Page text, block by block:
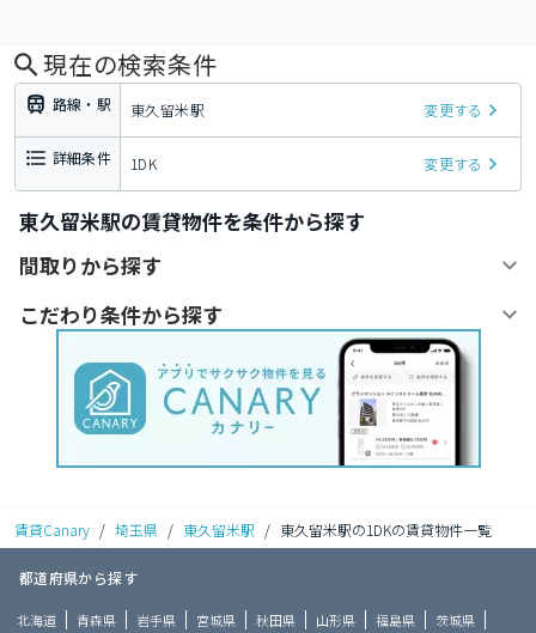
現在の検索条件
路線・駅 東久留米駅 変更する
詳細条件 1DK 変更する
東久留米駅の賃貸物件を条件から探す
間取りから探す
こだわり条件から探す
賃貸Canary / 埼玉県 / 東久留米駅 / 東久留米駅の1DKの賃貸物件一覧
都道府県から探す
北海道 青森県 岩手県 宮城県 秋田県 山形県 福島県 茨城県